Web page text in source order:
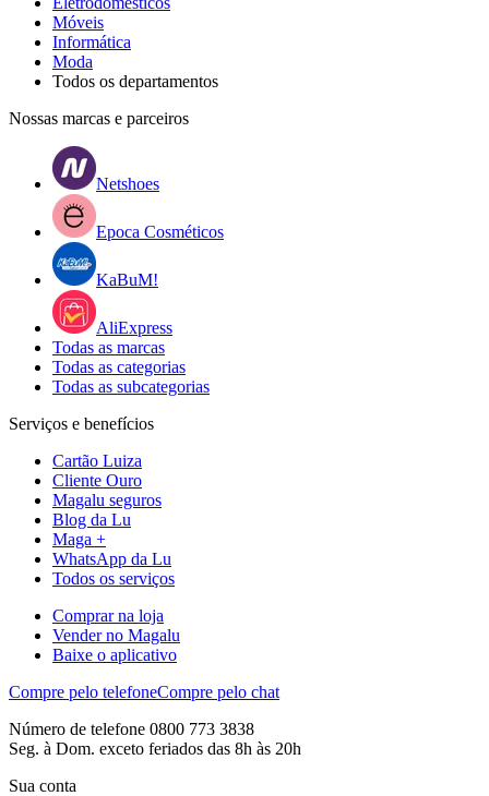
Móveis
Informática
Moda
Todos os departamentos
Nossas marcas e parceiros
Netshoes
Epoca Cosméticos
KaBuM!
AliExpress
Todas as marcas
Todas as categorias
Todas as subcategorias
Serviços e benefícios
Cartão Luiza
Cliente Ouro
Magalu seguros
Blog da Lu
Maga +
WhatsApp da Lu
Todos os serviços
Comprar na loja
Vender no Magalu
Baixe o aplicativo
Compre pelo telefoneCompre pelo chat
Número de telefone 0800 773 3838
Seg. à Dom. exceto feriados das 8h às 20h
Sua conta